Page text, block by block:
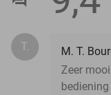
T.
M. T.
Zeer